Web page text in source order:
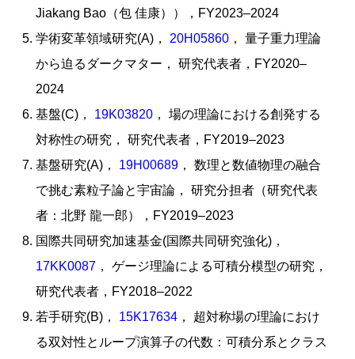
Jiakang Bao（包 佳康）），FY2023–2024
学術変革領域研究(A)， 20H05860 ， 量子重力理論
から迫るダークマター， 研究代表者，FY2020–
2024
基盤(C)， 19K03820 ， 場の理論における創発する
対称性の研究， 研究代表者，FY2019–2023
基盤研究(A)， 19H00689 ， 数理と数値物理の融合
で挑む素粒子論と宇宙論， 研究分担者（研究代表
者：北野 龍一郎），FY2019–2023
国際共同研究加速基金(国際共同研究強化)，
17KK0087 ， ゲージ理論による可積分模型の研究，
研究代表者，FY2018–2022
若手研究(B)， 15K17634 ， 超対称場の理論におけ
る双対性とループ演算子の代数：可積分系とクラス